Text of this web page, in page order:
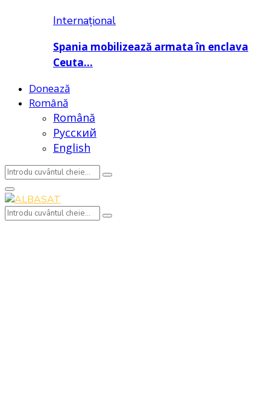
Internațional
Spania mobilizează armata în enclava
Ceuta…
Donează
Română
Română
Русский
English
Search
for:
Search
Primary
Menu
Search
Search